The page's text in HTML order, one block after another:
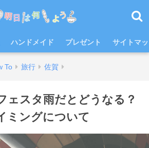
ハンドメイド プレゼント サイトマ
To 旅行 佐賀
ェスタ雨だとどうなる？
ミングについて